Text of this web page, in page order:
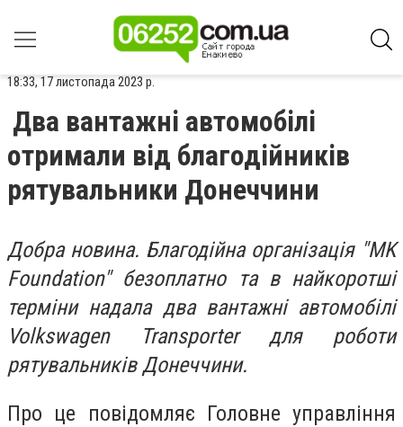
18:33, 17 листопада 2023 р.
Два вантажні автомобілі
отримали від благодійників
рятувальники Донеччини
Добра новина. Благодійна організація "MK
Foundation" безоплатно та в найкоротші
терміни надала два вантажні автомобілі
Volkswagen Transporter для роботи
рятувальників Донеччини.
Про це повідомляє Головне управління